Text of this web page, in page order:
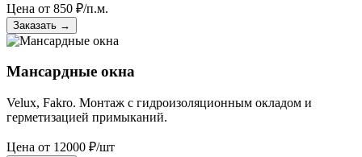
Цена от 850 ₽/п.м.
Заказать →
Мансардные окна
Velux, Fakro. Монтаж с гидроизоляционным окладом и
герметизацией примыканий.
Цена от 12000 ₽/шт